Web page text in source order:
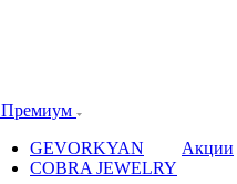
Премиум
GEVORKYAN
COBRA JEWELRY
Акции